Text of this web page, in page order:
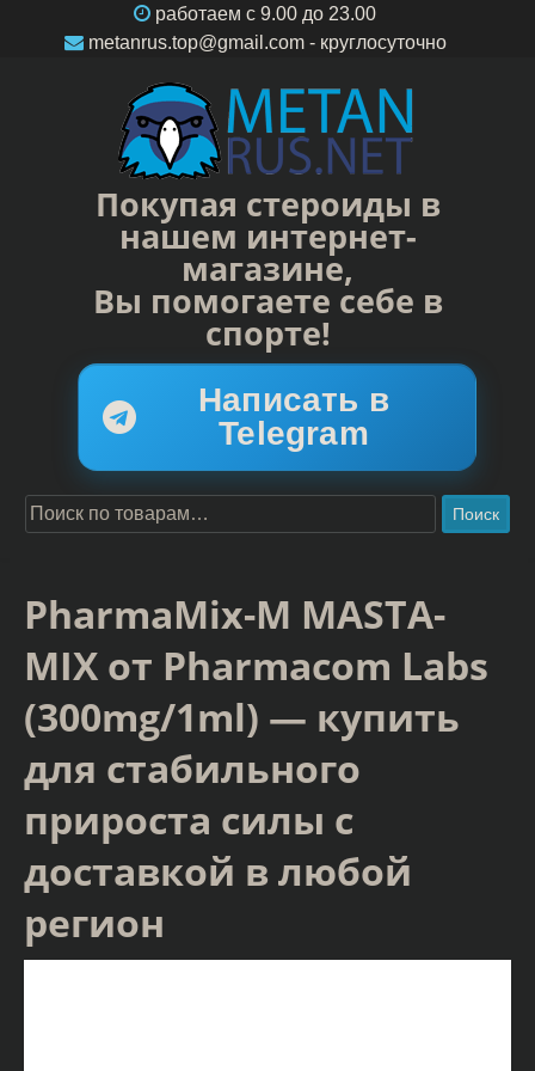
работаем c 9.00 до 23.00
metanrus.top@gmail.com- круглосуточно
Покупая стероиды в
нашем интернет-
магазине,
Вы помогаете себе в
спорте!
Написать в
Telegram
Поиск
PharmaMix-M MASTA-
MIX от Pharmacom Labs
(300mg/1ml) — купить
для стабильного
прироста силы с
доставкой в любой
регион